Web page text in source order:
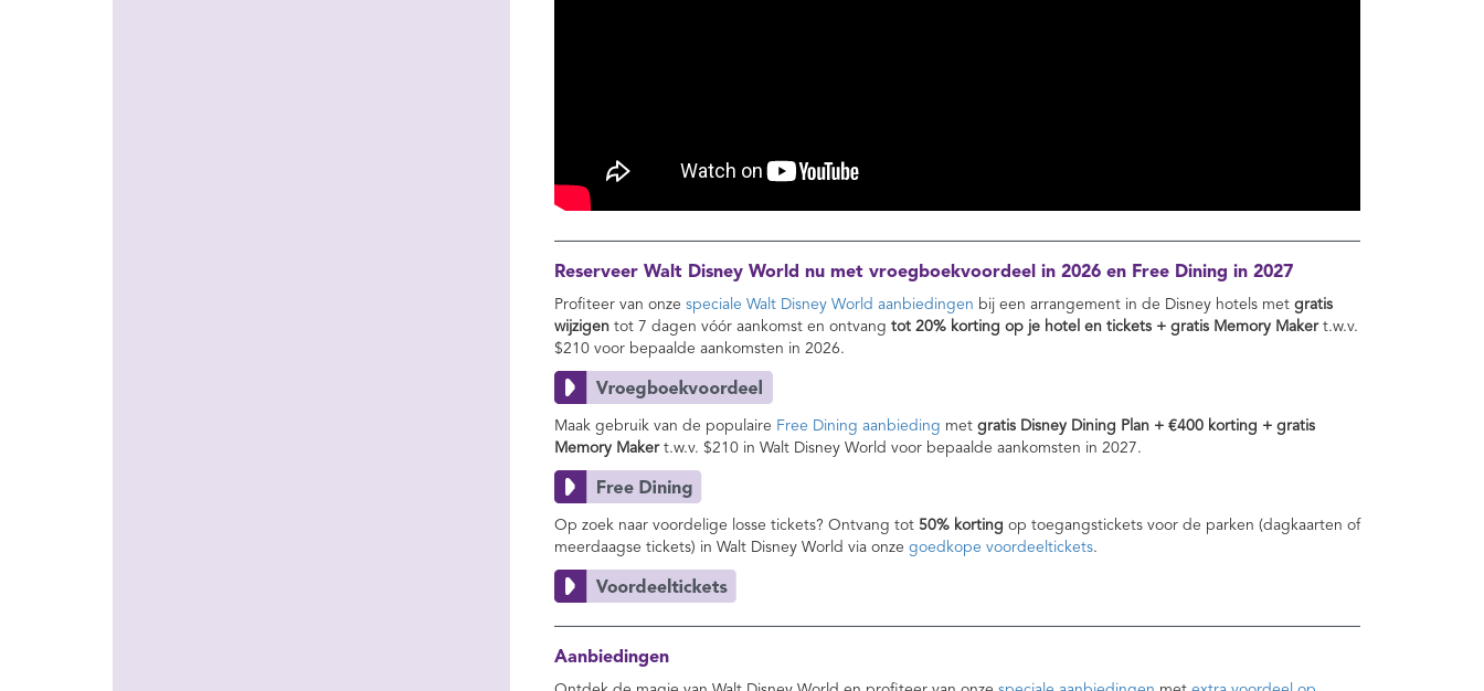
Reserveer Walt Disney World nu met vroegboekvoordeel in 2026 en Free Dining in 2027
Profiteer van onze speciale Walt Disney World aanbiedingen bij een arrangement in de Disney hotels met gratis
wijzigen tot 7 dagen vóór aankomst en ontvang tot 20% korting op je hotel en tickets + gratis Memory Maker t.w.v.
$210 voor bepaalde aankomsten in 2026.
Maak gebruik van de populaire Free Dining aanbieding met gratis Disney Dining Plan + €400 korting + gratis
Memory Makert.w.v. $210 in Walt Disney World voor bepaalde aankomsten in 2027.
Op zoek naar voordelige losse tickets? Ontvang tot 50% korting op toegangstickets voor de parken (dagkaarten of
meerdaagse tickets) in Walt Disney World via onze goedkope voordeeltickets.
Aanbiedingen